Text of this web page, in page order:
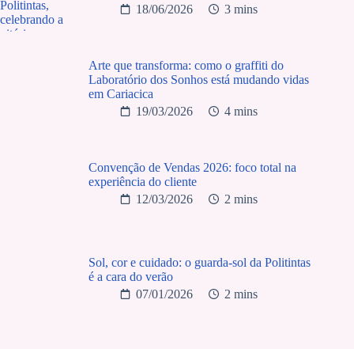
18/06/2026
3 mins
Arte que transforma: como o graffiti do
Laboratório dos Sonhos está mudando vidas
em Cariacica
19/03/2026
4 mins
Convenção de Vendas 2026: foco total na
experiência do cliente
12/03/2026
2 mins
Sol, cor e cuidado: o guarda-sol da Politintas
é a cara do verão
07/01/2026
2 mins